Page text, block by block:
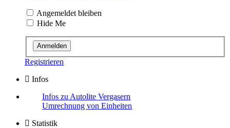
Angemeldet bleiben
Hide Me
Registrieren
Infos
Infos zu Autolite Vergasern
Umrechnung von Einheiten
Statistik